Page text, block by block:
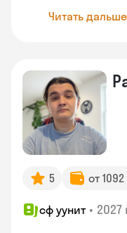
Читать дальше
5 от
сф уунит • 2027